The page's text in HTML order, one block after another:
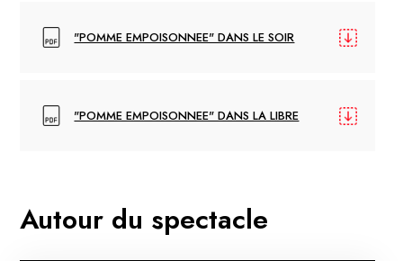
"POMME EMPOISONNEE" DANS LE SOIR
"POMME EMPOISONNEE" DANS LA LIBRE
Autour du spectacle